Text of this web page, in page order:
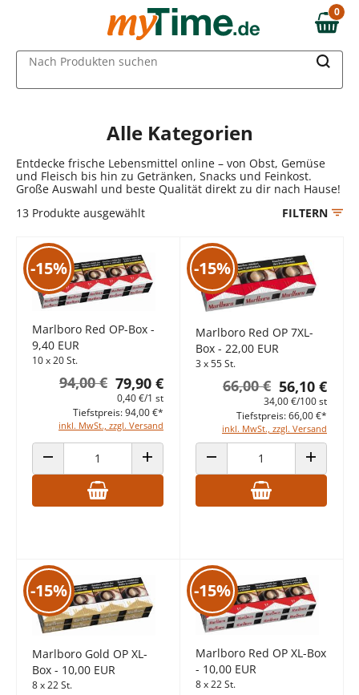
Zum Hauptinhalt springen
Zur Navigation springen
Zur Suche springen
0,00 €
0
Nach Produkten suchen
Alle Kategorien
Entdecke frische Lebensmittel online – von Obst, Gemüse
und Fleisch bis hin zu Getränken, Snacks und Feinkost.
Große Auswahl und beste Qualität direkt zu dir nach Hause!
13 Produkte ausgewählt FILTERN
-15%
Marlboro Red OP-Box -
9,40 EUR
10 x 20 St.
79,90 €
94,00 €
0,40 €/1 st
inkl. MwSt., zzgl. Versand
Tiefstpreis: 94,00 €*
ANZAHL VERRINGERN ANZAHL ERHÖHEN
-15%
Marlboro Red OP 7XL-
Box - 22,00 EUR
3 x 55 St.
56,10 €
66,00 €
34,00 €/100 st
inkl. MwSt., zzgl. Versand
Tiefstpreis: 66,00 €*
ANZAHL VERRINGERN ANZAHL
-15%
Marlboro Gold OP XL-
Box - 10,00 EUR
8 x 22 St.
-15%
Marlboro Red OP XL-Box
- 10,00 EUR
8 x 22 St.